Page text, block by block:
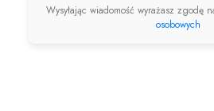
Wysyłając wiadomość wyrażasz zgodę
osobowych